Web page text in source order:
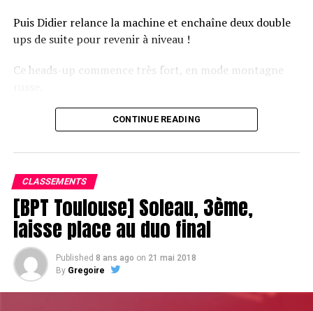
Puis Didier relance la machine et enchaîne deux double
ups de suite pour revenir à niveau !
Ce heads-up commence très fort, en mode montagne
Le champagne va réchauffer si les deux finalistes ne se décident pas !
CONTINUE READING
CLASSEMENTS
[BPT Toulouse] Soleau, 3ème,
laisse place au duo final
Published 8 ans ago on 21 mai 2018
By Gregoire